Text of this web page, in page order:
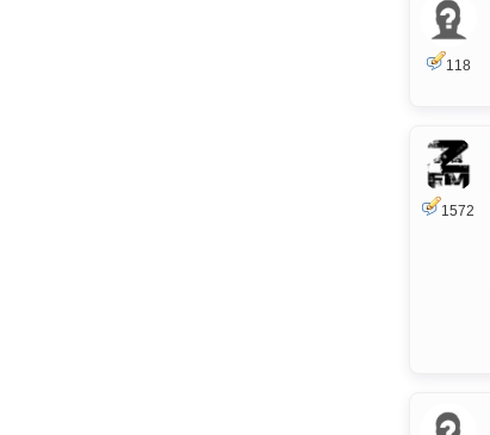
118
1572